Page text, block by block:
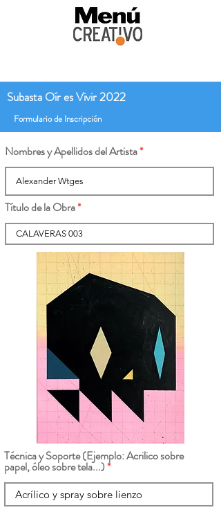
Subasta Oír es Vivir 2022
Formulario de Inscripción
Nombres y Apellidos del Artista
Título de la Obra
Técnica y Soporte (Ejemplo: Acrilico sobre
papel, óleo sobre tela...)